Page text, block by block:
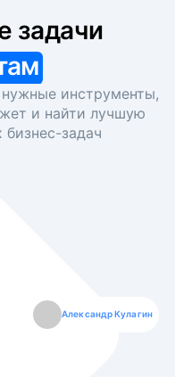
инструменты,
и найти лучшую
бизнес-задач
Александр Кулагин
Даниил Макаров
Екатерина Лазаренко
Борис Кашко
Юлия Изоитко